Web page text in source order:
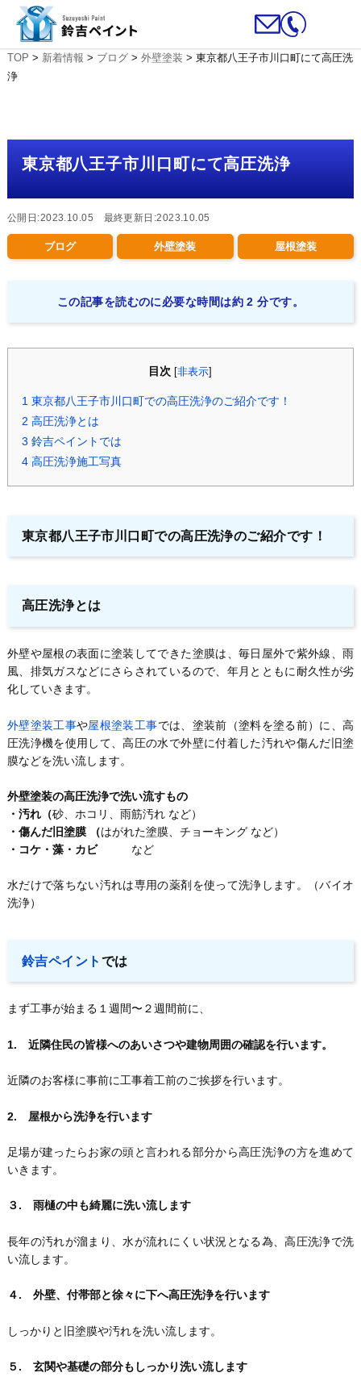
TOP > 新着情報 > ブログ> 外壁塗装 > 東京都八王子市川口町にて高圧洗
浄
東京都八王子市川口町にて高圧洗浄
公開日:2023.10.05 最終更新日:2023.10.05
ブログ 外壁塗装 屋根塗装
この記事を読むのに必要な時間は約 2 分です。
目次 [非表示
1東京都八王子市川口町での高圧洗浄のご紹介です！
2 高圧洗浄とは
3 鈴吉ペイントでは
4高圧洗浄施工写真
東京都八王子市川口町での高圧洗浄のご紹介です！
高圧洗浄とは
外壁や屋根の表面に塗装してできた塗膜は、毎日屋外で紫外線、雨
風、排気ガスなどにさらされているので、年月とともに耐久性が劣
化していきます。
外壁塗装工事や屋根塗装工事では、塗装前（塗料を塗る前）に、高
圧洗浄機を使用して、高圧の水で外壁に付着した汚れや傷んだ旧塗
膜などを洗い流します。
外壁塗装の高圧洗浄で洗い流すもの
・汚れ（砂、ホコリ、雨筋汚れ など）
・傷んだ旧塗膜 （はがれた塗膜、チョーキング など）
・コケ・藻・カビなど
水だけで落ちない汚れは専用の薬剤を使って洗浄します。（バイオ
洗浄）
鈴吉ペイント では
まず工事が始まる１週間〜２週間前に、
1. 近隣住民の皆様へのあいさつや建物周囲の確認を行います。
近隣のお客様に事前に工事着工前のご挨拶を行います。
2. 屋根から洗浄を行います
足場が建ったらお家の頭と言われる部分から高圧洗浄の方を進めて
いきます。
３. 雨樋の中も綺麗に洗い流します
長年の汚れが溜まり、水が流れにくい状況となる為、高圧洗浄で洗
い流します。
４. 外壁、付帯部と徐々に下へ高圧洗浄を行います
しっかりと旧塗膜や汚れを洗い流します。
５. 玄関や基礎の部分もしっかり洗い流します